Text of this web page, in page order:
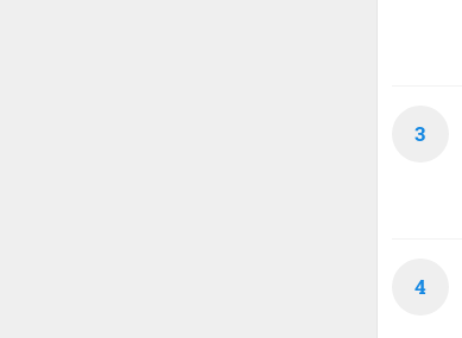
3
4